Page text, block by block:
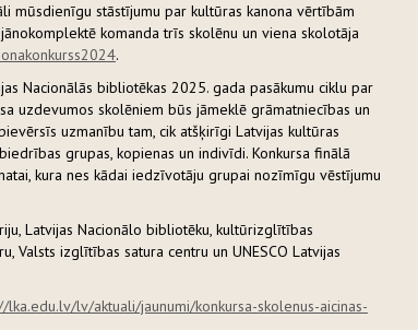
mūsdienīgu stāstījumu par kultūras kanona vērtībām
komanda trīs skolēnu un viena skolotāja
.
Nacionālās bibliotēkas 2025. gada pasākumu ciklu par
uzdevumos skolēniem būs jāmeklē grāmatniecības un
uzmanību tam, cik atšķirīgi Latvijas kultūras
grupas, kopienas un indivīdi. Konkursa finālā
kura nes kādai iedzīvotāju grupai nozīmīgu vēstījumu
Latvijas Nacionālo bibliotēku, kultūrizglītības
Valsts izglītības satura centru un UNESCO Latvijas
lka.edu.lv/lv/aktuali/jaunumi/konkursa-skolenus-aicinas-